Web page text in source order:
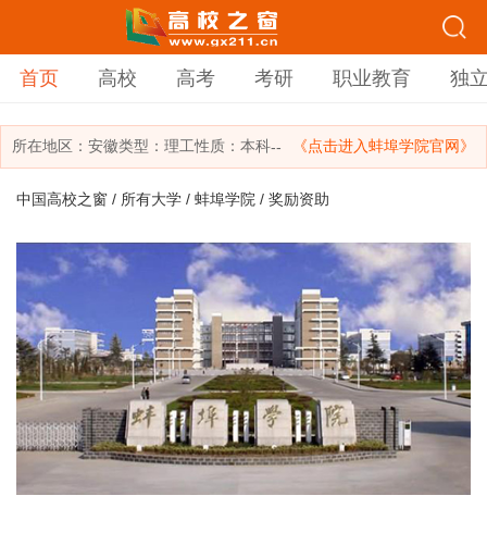
首页 高校 高考 考研 职业教育 独
所在地区： 安徽类型： 理工性质：本科-- 《点击进入蚌埠学院官网》
中国高校之窗 / 所有大学 / 蚌埠学院 / 奖励资助